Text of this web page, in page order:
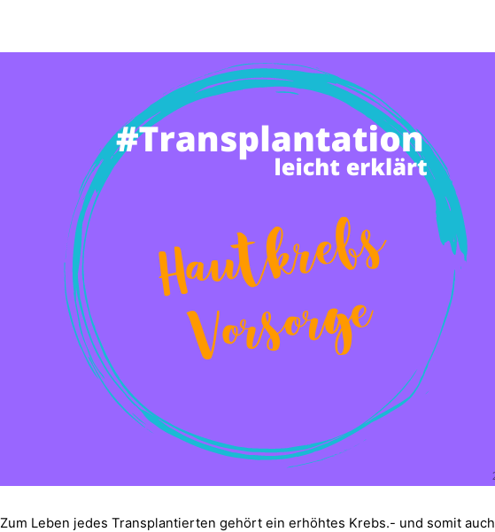
Zum Leben jedes Transplantierten gehört ein erhöhtes Krebs.- und somit auch